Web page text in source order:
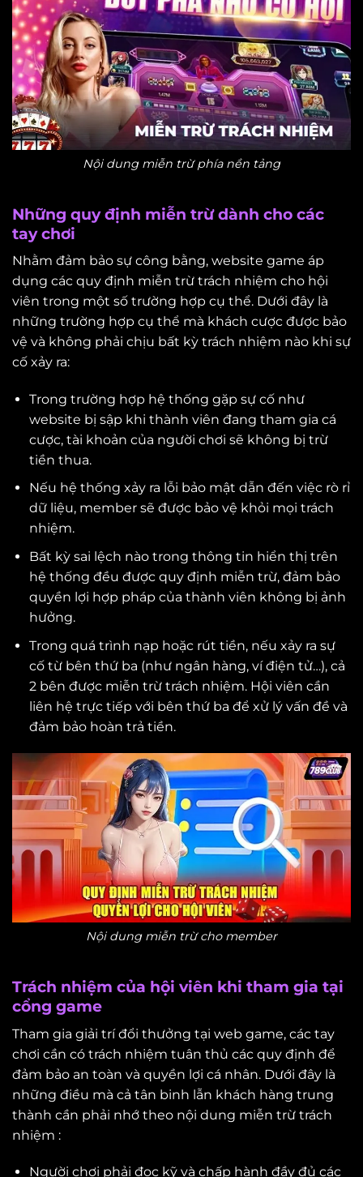
Nội dung miễn trừ phía nền tảng
Những quy định miễn trừ dành cho các
tay chơi
Nhằm đảm bảo sự công bằng, website game áp
dụng các quy định miễn trừ trách nhiệm cho hội
viên trong một số trường hợp cụ thể. Dưới đây là
những trường hợp cụ thể mà khách cược được bảo
vệ và không phải chịu bất kỳ trách nhiệm nào khi sự
cố xảy ra:
Trong trường hợp hệ thống gặp sự cố như
website bị sập khi thành viên đang tham gia cá
cược, tài khoản của người chơi sẽ không bị trừ
tiền thua.
Nếu hệ thống xảy ra lỗi bảo mật dẫn đến việc rò rỉ
dữ liệu, member sẽ được bảo vệ khỏi mọi trách
nhiệm.
Bất kỳ sai lệch nào trong thông tin hiển thị trên
hệ thống đều được quy định miễn trừ, đảm bảo
quyền lợi hợp pháp của thành viên không bị ảnh
hưởng.
Trong quá trình nạp hoặc rút tiền, nếu xảy ra sự
cố từ bên thứ ba (như ngân hàng, ví điện tử…), cả
2 bên được miễn trừ trách nhiệm. Hội viên cần
liên hệ trực tiếp với bên thứ ba để xử lý vấn đề và
đảm bảo hoàn trả tiền.
Nội dung miễn trừ cho member
Trách nhiệm của hội viên khi tham gia tại
cổng game
Tham gia giải trí đổi thưởng tại web game, các tay
chơi cần có trách nhiệm tuân thủ các quy định để
đảm bảo an toàn và quyền lợi cá nhân. Dưới đây là
những điều mà cả tân binh lẫn khách hàng trung
thành cần phải nhớ theo nội dung miễn trừ trách
nhiệm :
Người chơi phải đọc kỹ và chấp hành đầy đủ các